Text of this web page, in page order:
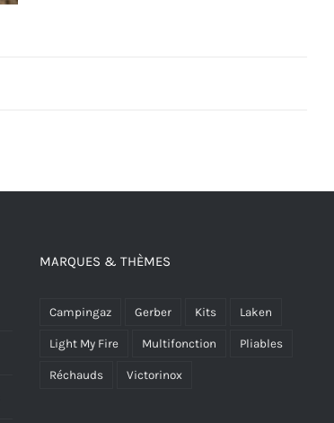
MARQUES & THÈMES
Campingaz Gerber Kits Laken
Light My Fire Multifonction Pliables
Réchauds Victorinox